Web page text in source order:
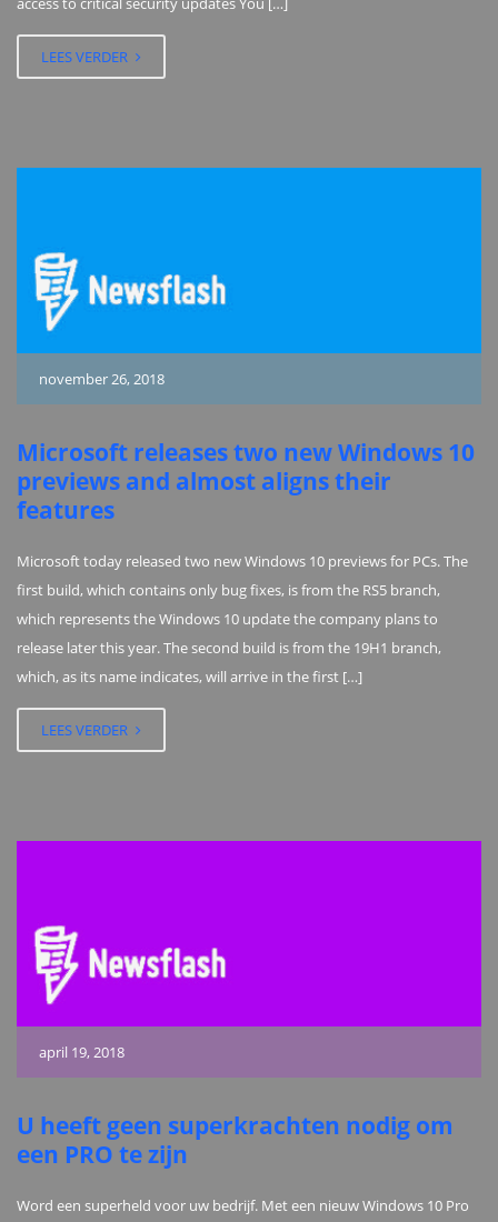
LEES VERDER
november 26, 2018
Microsoft releases two new Windows 10
previews and almost aligns their
features
Microsoft today released two new Windows 10 previews for PCs. The
first build, which contains only bug fixes, is from the RS5 branch,
which represents the Windows 10 update the company plans to
release later this year. The second build is from the 19H1 branch,
which, as its name indicates, will arrive in the first […]
LEES VERDER
april 19, 2018
U heeft geen superkrachten nodig om
een PRO te zijn
Word een superheld voor uw bedrijf. Met een nieuw Windows 10 Pro